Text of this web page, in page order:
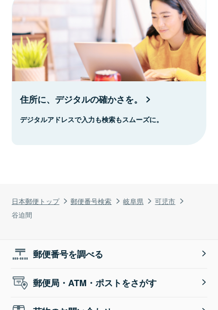
日本郵便トップ 郵便番号検索 岐阜県
可児市
谷迫間
住所に、デジタルの確かさを。
デジタルアドレスで入力も検索もスムーズに。
郵便番号を調べる
郵便局・ATM・ポストをさがす